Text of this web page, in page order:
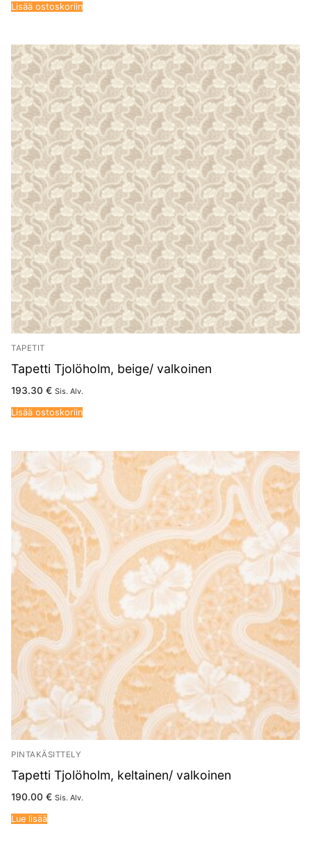
Lisää ostoskoriin
TAPETIT
Tapetti Tjolöholm, beige/ valkoinen
193.30 € Sis. Alv.
Lisää ostoskoriin
PINTAKÄSITTELY
Tapetti Tjolöholm, keltainen/ valkoinen
190.00 € Sis. Alv.
Lue lisää